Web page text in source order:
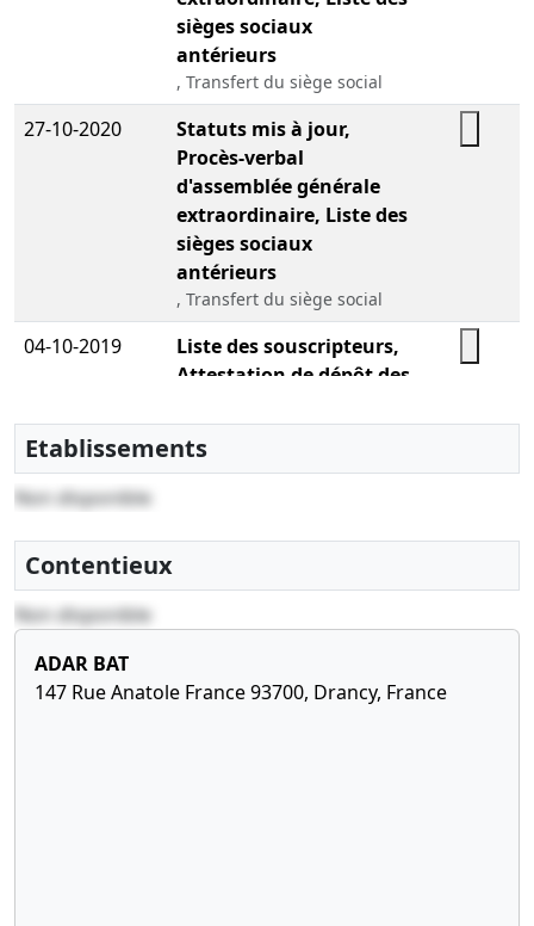
sièges sociaux
antérieurs
, Transfert du siège social
27-10-2020
Statuts mis à jour,
Procès-verbal
d'assemblée générale
extraordinaire, Liste des
sièges sociaux
antérieurs
, Transfert du siège social
04-10-2019
Liste des souscripteurs,
Attestation de dépôt des
constitutifs, Document
relatif au bénéficiaire
Etablissements
Non disponible
Contentieux
Non disponible
ADAR BAT
147 Rue Anatole France 93700, Drancy, France